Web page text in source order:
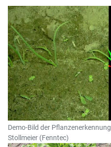
Demo-Bild der
Stollmeier (Fenntec)